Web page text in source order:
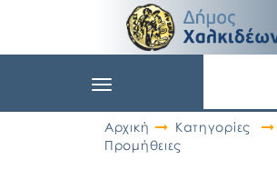
Toggle
Αρχική
Κατηγορίες
Προμήθειες